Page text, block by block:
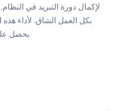
لإكمال دورة التبريد في
بكل العمل الشاق. لأداء هذه
يحصل